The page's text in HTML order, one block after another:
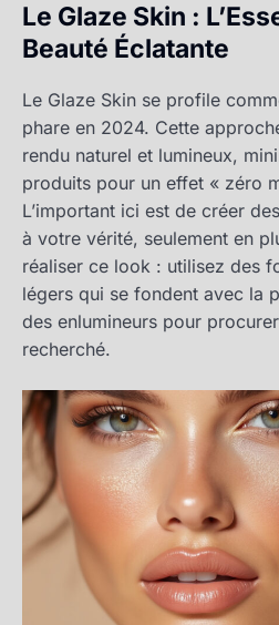
Le Glaze Skin :
Beauté Éclatante
Le Glaze Skin se profile
phare en 2024. Cette
rendu naturel et lumineux,
produits pour un effet « zéro
L’important ici est de créer
à votre vérité, seulement en
réaliser ce look : utilisez des
légers qui se fondent avec la
des enlumineurs pour
recherché.